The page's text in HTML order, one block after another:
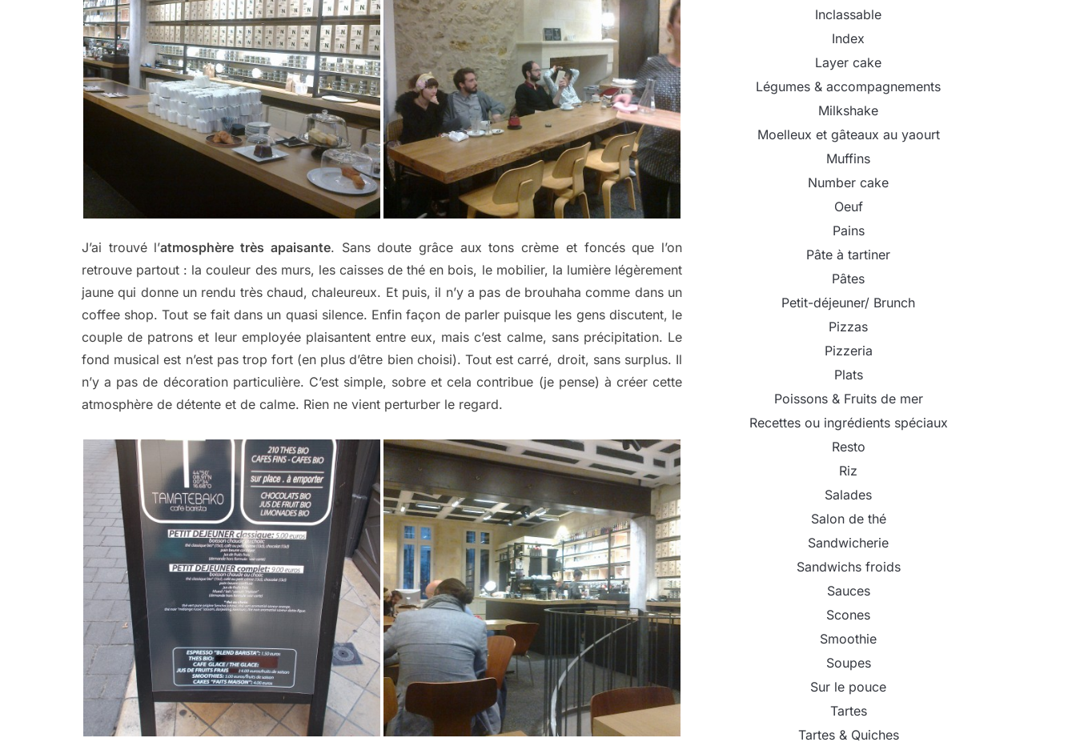
J’ai trouvé l’atmosphère très apaisante. Sans doute grâce aux tons crème et foncés que l’on
retrouve partout : la couleur des murs, les caisses de thé en bois, le mobilier, la lumière légèrement
jaune qui donne un rendu très chaud, chaleureux. Et puis, il n’y a pas de brouhaha comme dans un
coffee shop. Tout se fait dans un quasi silence. Enfin façon de parler puisque les gens discutent, le
couple de patrons et leur employée plaisantent entre eux, mais c’est calme, sans précipitation. Le
fond musical est n’est pas trop fort (en plus d’être bien choisi). Tout est carré, droit, sans surplus. Il
n’y a pas de décoration particulière. C’est simple, sobre et cela contribue (je pense) à créer cette
atmosphère de détente et de calme. Rien ne vient perturber le regard.
Inclassable
Index
Layer cake
Légumes & accompagnements
Milkshake
Moelleux et gâteaux au yaourt
Muffins
Number cake
Oeuf
Pains
Pâte à tartiner
Pâtes
Petit-déjeuner/ Brunch
Pizzas
Pizzeria
Plats
Poissons & Fruits de mer
Recettes ou ingrédients spéciaux
Resto
Riz
Salades
Salon de thé
Sandwicherie
Sandwichs froids
Sauces
Scones
Smoothie
Soupes
Sur le pouce
Tartes
Tartes & Quiches